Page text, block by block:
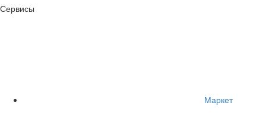
Сервисы
Маркет